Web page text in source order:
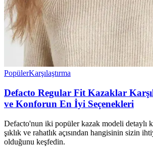
PopülerKarşılaştırma
Defacto Regular Fit Kazaklar
ve Konforun En İyi Seçenekleri
Defacto'nun iki popüler kazak modeli detaylı
şıklık ve rahatlık açısından hangisinin sizin
olduğunu keşfedin.